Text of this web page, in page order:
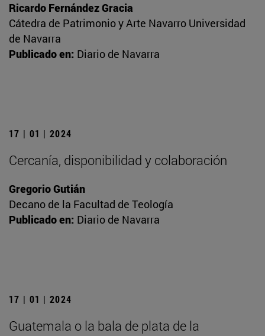
Ricardo Fernández Gracia
Cátedra de Patrimonio y Arte Navarro Universidad
de Navarra
Publicado en: Diario de Navarra
17 | 01 | 2024
Cercanía, disponibilidad y colaboración
Gregorio Gutián
Decano de la Facultad de Teología
Publicado en: Diario de Navarra
17 | 01 | 2024
Guatemala o la bala de plata de la